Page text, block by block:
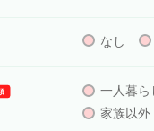
なし
一人暮ら
家族以外